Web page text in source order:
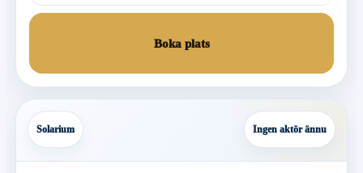
Boka plats
Solarium Ingen aktör ännu